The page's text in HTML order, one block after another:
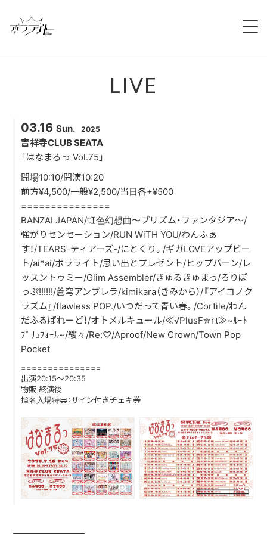
NEWS
LIVE
YOUTUBE
DISCOGRAPHY
CONTACT
COMPANY
LIVE
03.16 Sun. 2025
吉祥寺CLUB SEATA
「はなまるっ Vol.75」
開場10:10/開演10:20
前方¥4,500/一般¥2,500/当日各+¥500
===============
BANZAI JAPAN/虹色幻想曲〜プリズム・ファンタジア〜/
強がりセンセーション/RUN WiTH YOU/わんふぁ
す！/TEARS-ティアーズ-/にとくり。/ギガLOVEアップビー
ト/ai*ai/ポラライト/思い出とプレゼント/ヒップバーン/レ
ッスントゥミー/Glim Assembler/きゅるきゅまっ/ろりぽ
っぷ!!!!!!/蒼穹アンブレラ/kimikara（きみから）/『アイコノク
ラズム』/flawless POP./いつだって青い春。/Cortile/わん
だふるぱれーど！/オトメルキュール/≪√PlusF✯rt≫~ﾙｰﾄ
ﾌﾟﾘｭﾌｫｰﾙ~/縷々/Re:♡/Aproof/New Crown/Town Pop
Pocket
===============
出演20:15～20:35
物販 終演後
指名入場特典：サイン付きチェキ券